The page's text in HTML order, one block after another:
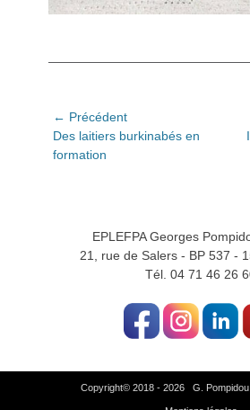
Navigation
de
l’article
← Précédent
Article
précédent:
Des laitiers burkinabés en
formation
EPLEFPA Georges
21, rue de Salers - BP 537 -
Tél. 04 71 46 26
Copyright© 2018 - 2026 G. Pompidou